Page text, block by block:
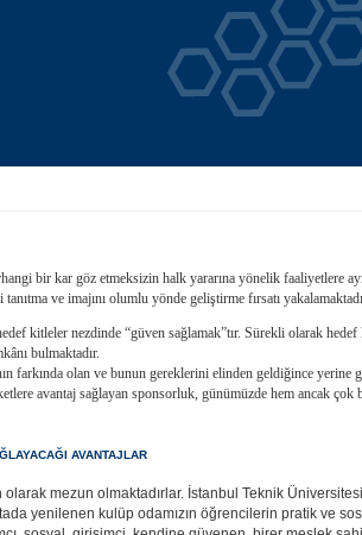
bir kar göz etmeksizin halk yararına yönelik faaliyetlere
ve imajını olumlu yönde geliştirme fırsatı
kitleler nezdinde “güven sağlamak”tır. Sürekli olarak
bulmaktadır.
farkında olan ve bunun gereklerini elinden geldiğince
avantaj sağlayan sponsorluk, günümüzde hem ancak
AVANTAJLAR
mezun olmaktadırlar. İstanbul Teknik
yenilenen kulüp odamızın öğrencilerin pratik ve